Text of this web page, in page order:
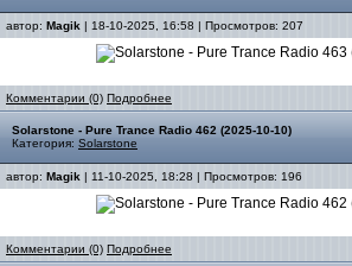
автор: Magik | 18-10-2025, 16:58 | Просмотров: 207
Комментарии (0) Подробнее
Solarstone - Pure Trance Radio 462 (2025-10-10)
Категория: Solarstone
автор: Magik | 11-10-2025, 18:28 | Просмотров: 196
Комментарии (0) Подробнее